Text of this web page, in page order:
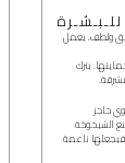
يعمل
يترك
الشيخوخة
ناعمة